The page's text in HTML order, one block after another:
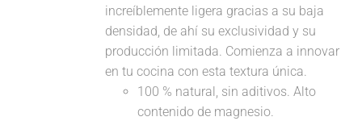
increíblemente ligera gracias a su baja
densidad, de ahí su exclusividad y su
producción limitada. Comienza a innovar
en tu cocina con esta textura única.
100 % natural, sin aditivos. Alto
contenido de magnesio.